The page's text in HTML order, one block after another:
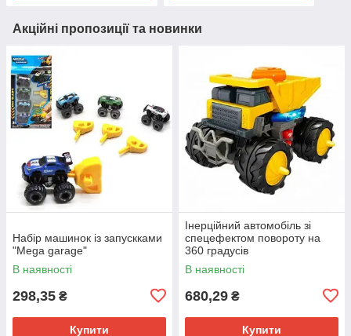
Акційні пропозиції та новинки
Набір машинок із запускками
"Mega garage"
В наявності
298,35 ₴
Купити
Інерційний автомобіль зі
спецефектом повороту на
360 градусів
В наявності
680,29 ₴
Купити